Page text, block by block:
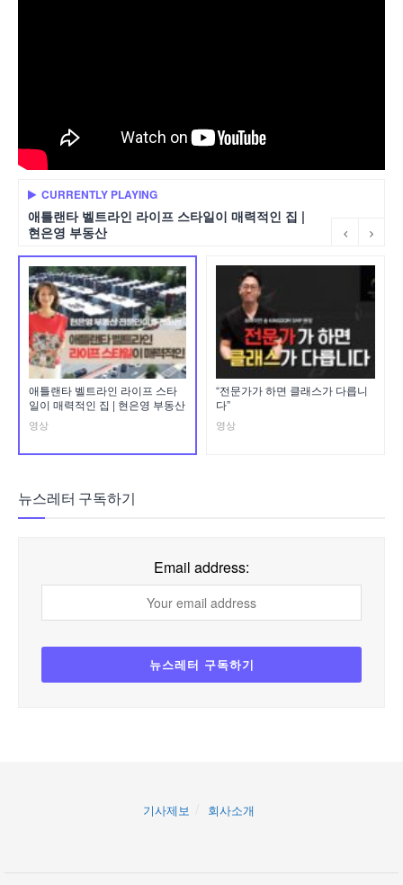
CURRENTLY PLAYING
애틀랜타 벨트라인 라이프 스타일이 매력적인 집 |
현은영 부동산
애틀랜타 벨트라인 라이프 스타
일이 매력적인 집 | 현은영 부동산
영상
“전문가가 하면 클래스가 다릅니
다”
영상
뉴스레터 구독하기
Email address:
기사제보 회사소개